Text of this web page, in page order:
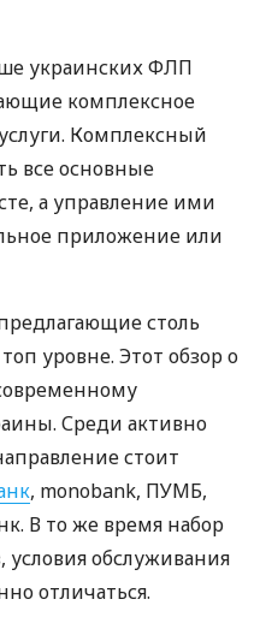
украинских ФЛП
комплексное
Комплексный
все основные
а управление ими
приложение или
столь
уровне. Этот обзор о
Среди активно
стоит
, monobank, ПУМБ,
В то же время набор
обслуживания
отличаться.